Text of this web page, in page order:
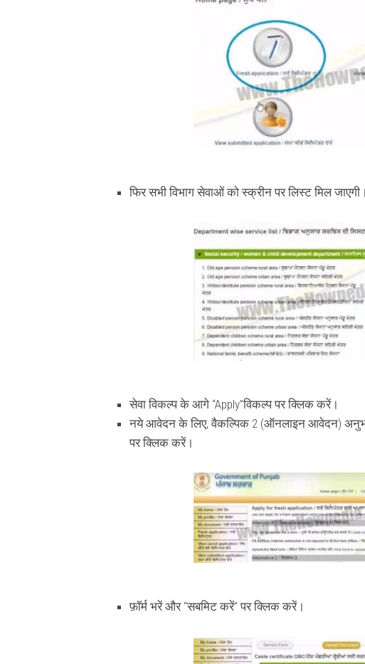
फिर सभी विभाग सेवाओं को स्क्रीन पर लिस्ट मिल जाएगी।
सेवा विकल्प के आगे “Apply”विकल्प पर क्लिक करें।
नये आवेदन के लिए, वैकल्पिक 2 (ऑनलाइन आवेदन)
पर क्लिक करें।
फ़ॉर्म भरें और “सबमिट करें” पर क्लिक करें।